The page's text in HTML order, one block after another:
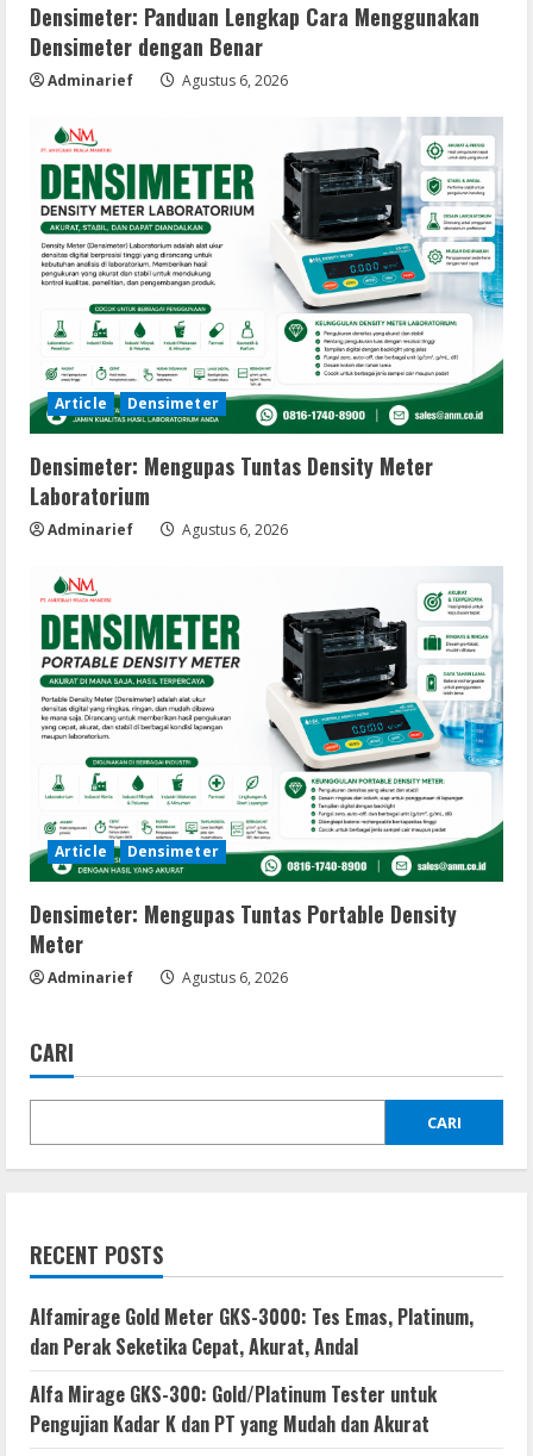
Densimeter: Panduan Lengkap Cara Menggunakan
Densimeter dengan Benar
Adminarief Agustus 6, 2026
Article Densimeter
Densimeter: Mengupas Tuntas Density Meter
Laboratorium
Adminarief Agustus 6, 2026
Article Densimeter
Densimeter: Mengupas Tuntas Portable Density
Meter
Adminarief Agustus 6, 2026
CARI
CARI
RECENT POSTS
Alfamirage Gold Meter GKS-3000: Tes Emas, Platinum,
dan Perak Seketika Cepat, Akurat, Andal
Alfa Mirage GKS-300: Gold/Platinum Tester untuk
Pengujian Kadar K dan PT yang Mudah dan Akurat